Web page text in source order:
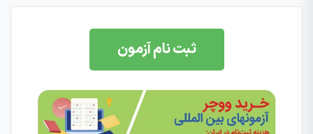
ثبت نام آزمون